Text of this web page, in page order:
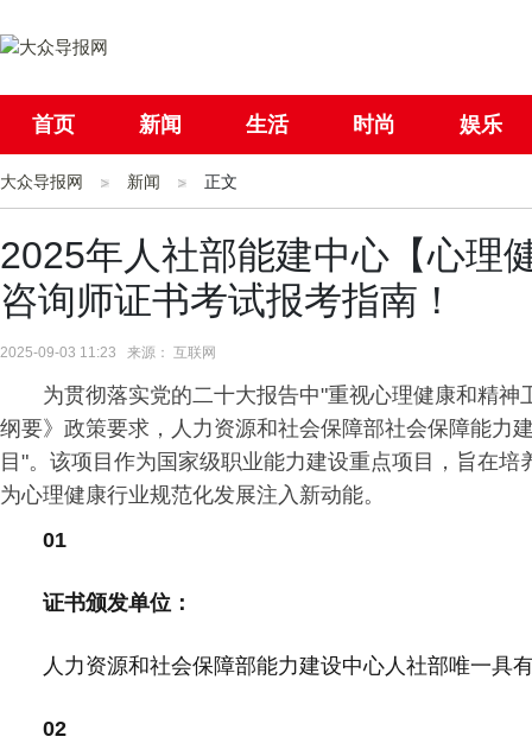
首页 新闻 生活 时尚 娱乐
社会 国际
大众导报网 新闻 正文
2025年人社部能建中心【心理
咨询师证书考试报考指南！
2025-09-03 11:23 来源： 互联网
为贯彻落实党的二十大报告中"重视心理健康和精神
纲要》政策要求，人力资源和社会保障部社会保障能力
目"。该项目作为国家级职业能力建设重点项目，旨在
为心理健康行业规范化发展注入新动能。
01
证书颁发单位：
人力资源和社会保障部能力建设中心人社部唯一具
02